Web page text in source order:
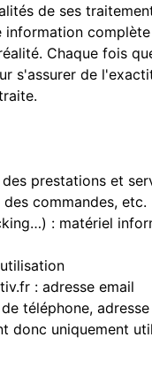
de ses
Chaque fois
s'assurer de
prestations et
commandes, etc.
: matériel
: adresse email
téléphone, adresse
donc uniquement